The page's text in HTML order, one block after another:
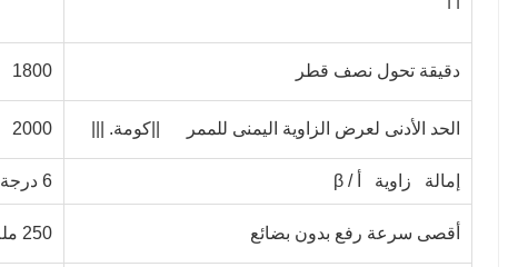
دقيقة تحول نصف قطر 1800
الحد الأدنى لعرض الزاوية اليمنى للممر ||كومة. ||| 2000
إمالة زاوية أ / β 6 درجة / 12 درجة
أقصى سرعة رفع بدون بضائع 250 ملم / ثانية